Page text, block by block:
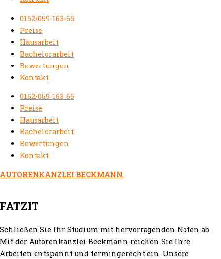
0152/059-163-65
Preise
Hausarbeit
Bachelorarbeit
Bewertungen
Kontakt
0152/059-163-65
Preise
Hausarbeit
Bachelorarbeit
Bewertungen
Kontakt
AUTORENKANZLEI BECKMANN
FATZIT
Schließen Sie Ihr Studium mit hervorragenden Noten ab.
Mit der Autorenkanzlei Beckmann reichen Sie Ihre
Arbeiten entspannt und termingerecht ein. Unsere